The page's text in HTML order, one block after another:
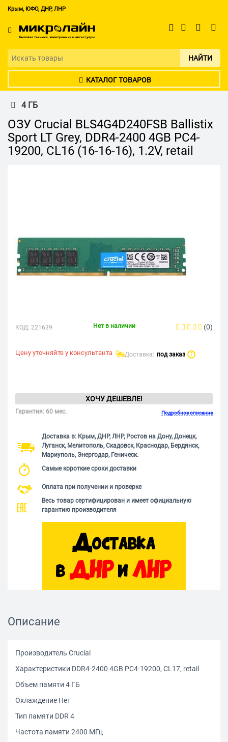
Крым, ЮФО, ДНР, ЛНР
НАЙТИ
КАТАЛОГ ТОВАРОВ
4 ГБ
ОЗУ Crucial BLS4G4D240FSB Ballistix
Sport LT Grey, DDR4-2400 4GB PC4-
19200, CL16 (16-16-16), 1.2V, retail
КОД: 221639 Нет в наличии (0)
Цену уточняйте у консультанта Доставка: под заказ ?
ХОЧУ ДЕШЕВЛЕ!
Гарантия: 60 мес. Подробное описание
Доставка в: Крым, ДНР, ЛНР, Ростов на Дону, Донецк,
Луганск, Мелитополь, Скадовск, Краснодар, Бердянск,
Мариуполь, Энергодар, Геническ.
Самые короткие сроки доставки
Оплата при получении и проверке
Весь товар сертифицирован и имеет официальную
гарантию производителя
Описание
Производитель Crucial
Характеристики DDR4-2400 4GB PC4-19200, CL17, retail
Объем памяти 4 ГБ
Охлаждение Нет
Тип памяти DDR 4
Частота памяти 2400 МГц